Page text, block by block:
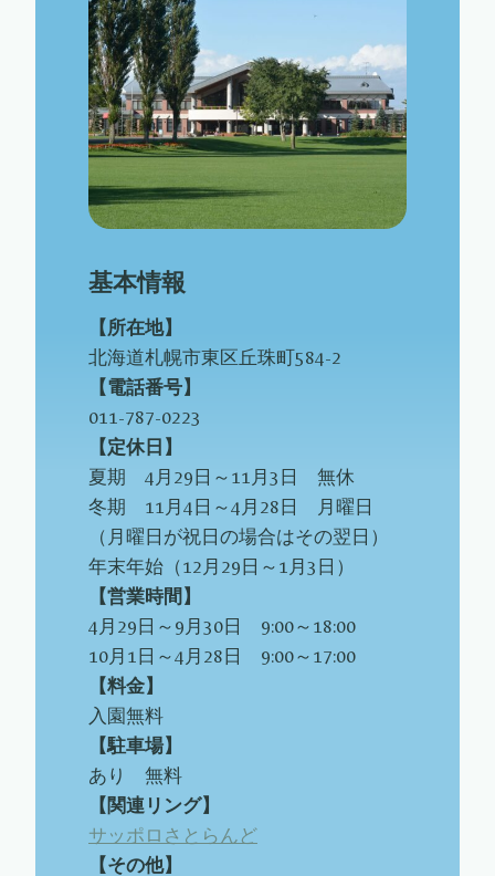
基本情報
【所在地】
北海道札幌市東区丘珠町584-2
【電話番号】
011-787-0223
【定休日】
夏期 4月29日～11月3日 無休
冬期 11月4日～4月28日 月曜日
（月曜日が祝日の場合はその翌日）
年末年始（12月29日～1月3日）
【営業時間】
4月29日～9月30日 9:00～18:00
10月1日～4月28日 9:00～17:00
【料金】
入園無料
【駐車場】
あり 無料
【関連リング】
サッポロさとらんど
【その他】